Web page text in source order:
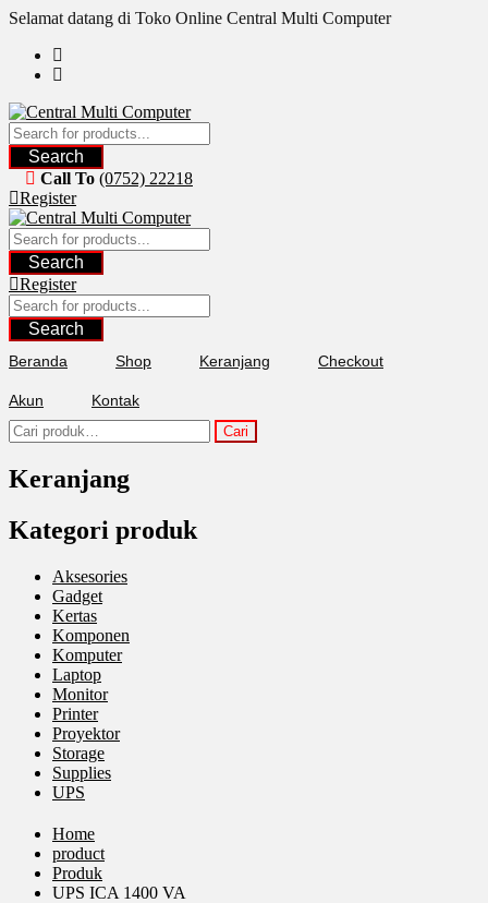
Skip
content
Selamat datang di Toko Online Central Multi Computer
Search
Call To (0752) 22218
Register
Search
Register
Search
Beranda Shop Keranjang Checkout
Akun Kontak
Pencarian
untuk:
Cari
Keranjang
Kategori produk
Aksesories
Gadget
Kertas
Komponen
Komputer
Laptop
Monitor
Printer
Proyektor
Storage
Supplies
UPS
Home
product
Produk
UPS ICA 1400 VA